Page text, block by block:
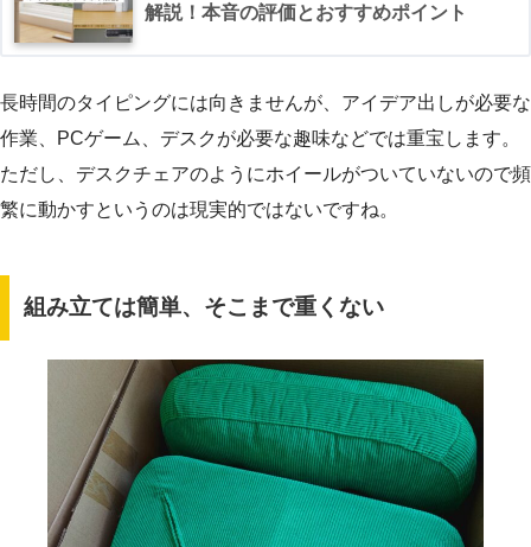
解説！本音の評価とおすすめポイント
長時間のタイピングには向きませんが、アイデア出しが必要な
作業、PCゲーム、デスクが必要な趣味などでは重宝します。
ただし、デスクチェアのようにホイールがついていないので頻
繁に動かすというのは現実的ではないですね。
組み立ては簡単、そこまで重くない